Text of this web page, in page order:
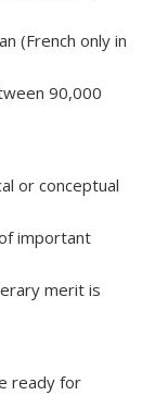
(French only in
90,000
or conceptual
important
merit is
ready for